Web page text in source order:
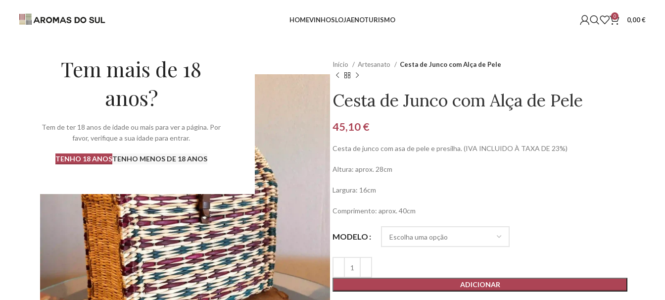
Tem mais de 18
anos?
Tem de ter 18 anos de idade ou mais para ver a página. Por
favor, verifique a sua idade para entrar.
TENHO 18 ANOSTENHO MENOS DE 18 ANOS
HOMEVINHOSLOJAENOTURISMO 0 0,00€
Início Artesanato Cesta de Junco com Alça de Pele
Cesta de Junco com Alça de Pele
45,10€
Cesta de junco com asa de pele e presilha. (IVA INCLUIDO À TAXA DE 23%)
Altura: aprox. 28cm
Largura: 16cm
Comprimento: aprox. 40cm
MODELO
ADICIONAR